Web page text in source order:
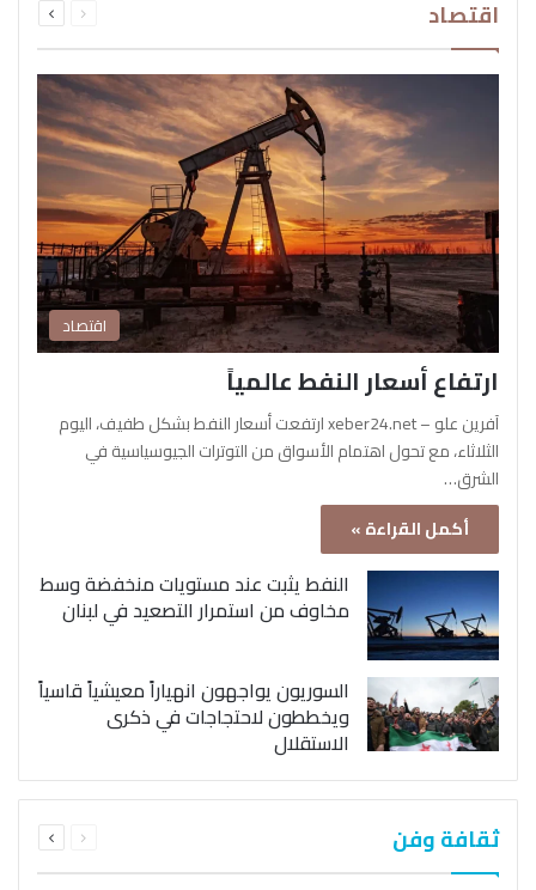
اقتصاد الصفحةالصفحة
اقتصاد
ارتفاع أسعار النفط عالمياً
آفرين علو – xeber24.net ارتفعت أسعار النفط بشكل طفيف، اليوم
الثلاثاء، مع تحول اهتمام الأسواق من التوترات الجيوسياسية في
الشرق…
أكمل القراءة »
النفط يثبت عند مستويات منخفضة وسط
مخاوف من استمرار التصعيد في لبنان
السوريون يواجهون انهياراً معيشياً قاسياً
ويخططون لاحتجاجات في ذكرى
الاستقلال
ثقافة وفن الصفحةالصفحة